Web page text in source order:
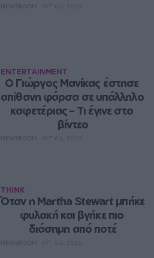
ENTERTAINMENT
Ο Γιώργος Μανίκας έστησε
απίθανη φάρσα σε υπάλληλο
καφετέριας – Τι έγινε στο
βίντεο
THINK
Όταν η Martha Stewart μπήκε
φυλακή και βγήκε πιο
διάσημη από ποτέ